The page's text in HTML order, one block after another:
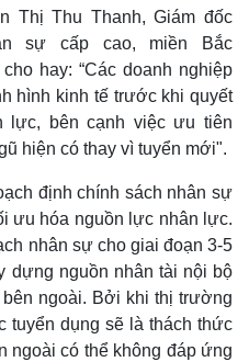
Ô tô - Xe máy
Ô tô
Tư vấn
Thị Thu Thanh, Giám đốc
sự cấp cao, miền Bắc
hay: “Các doanh nghiệp
hình kinh tế trước khi quyết
lực, bên cạnh việc ưu tiên
hiện có thay vì tuyển mới".
định chính sách nhân sự
ưu hóa nguồn lực nhân lực.
nhân sự cho giai đoạn 3-5
dựng nguồn nhân tài nội bộ
ngoài. Bởi khi thị trường
tuyển dụng sẽ là thách thức
ngoài có thể không đáp ứng